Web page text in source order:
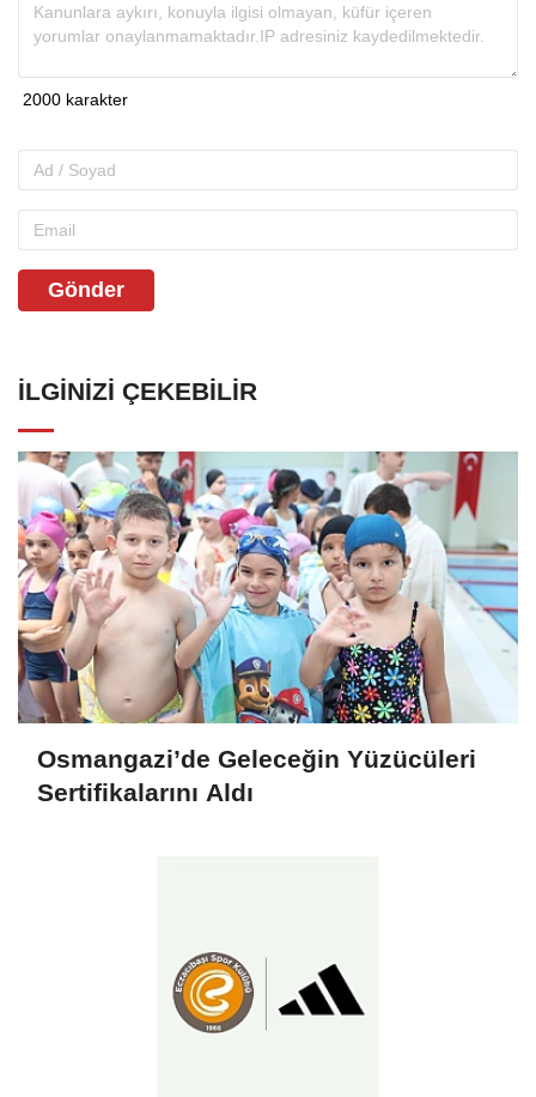
Gönder
İLGINIZI ÇEKEBILIR
Osmangazi’de Geleceğin Yüzücüleri
Sertifikalarını Aldı